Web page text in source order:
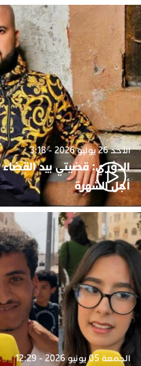
الأحد 26 يوليو 2026 - 3:18
الدوزي: قضيتي بيد
أجل الشهرة
الجمعة 05 يونيو 2026 - 12:29